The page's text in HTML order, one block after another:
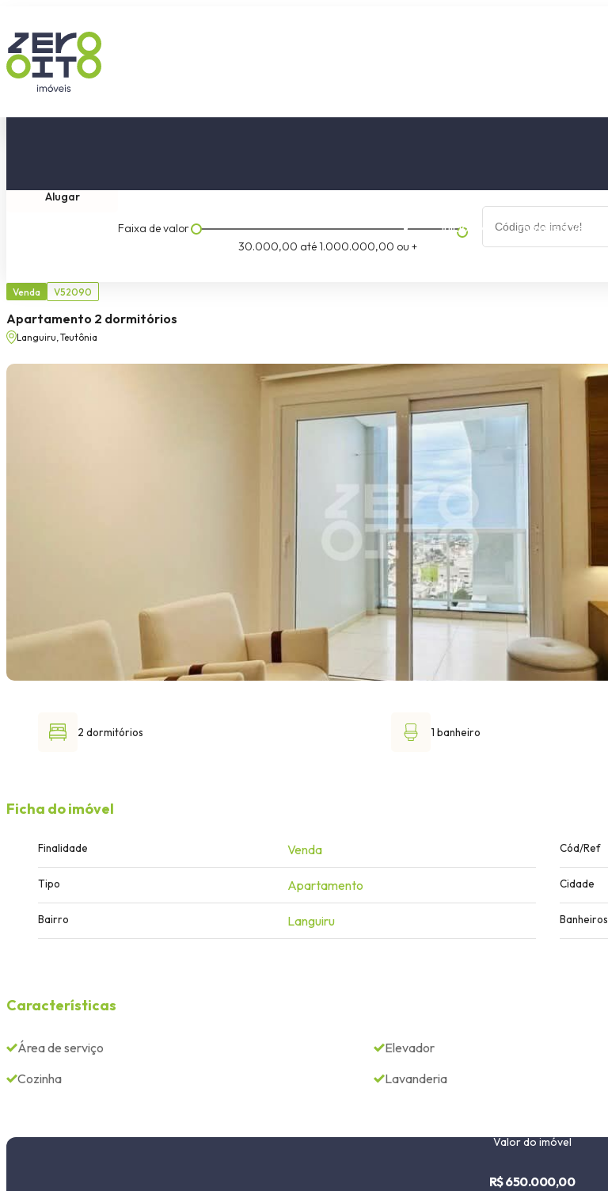
Início Imóveis a Venda
Alugar
Faixa de valor
30.000,00 até1.000.000,00 ou +
Venda V52090
Apartamento 2 dormitórios
Languiru, Teutônia
2 dormitórios 1 banheiro
Ficha do imóvel
Finalidade Venda
Tipo Apartamento
Bairro Languiru
Cód/Ref
Cidade
Banheiros
Características
Área de serviço
Cozinha
Elevador
Lavanderia
Valor do imóvel
R$ 650.000,00